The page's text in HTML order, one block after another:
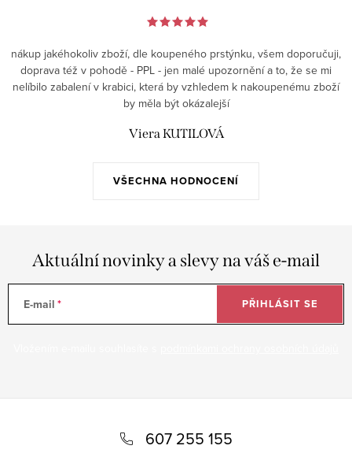
VŠECHNA HODNOCENÍ
nákup jakéhokoliv zboží, dle koupeného prstýnku, všem doporučuji,
doprava též v pohodě - PPL - jen malé upozornění a to, že se mi
nelíbilo zabalení v krabici, která by vzhledem k nakoupenému zboží
by měla být okázalejší
Viera KUTILOVÁ
Aktuální novinky a slevy na váš e-mail
E-mail PŘIHLÁSIT SE
607 255 155